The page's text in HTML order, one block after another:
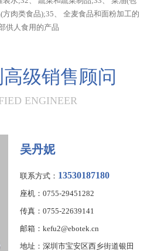
肉类食品);35、 全麦食品和面粉加工的
供人食用的产品
级销售顾问
ENGINEER
吴丹妮
联系方式： 13530187180
座机：0755-29451282
传真：0755-22639141
邮箱：kefu2@ebotek.cn
地址：深圳市宝安区西乡街道银田